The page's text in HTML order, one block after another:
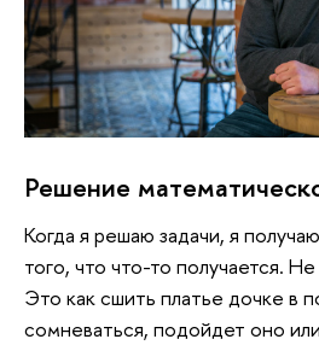
Решение
Когда я решаю задачи, я
того, что что-то получается.
Это как сшить платье дочке в
сомневаться, подойдет оно